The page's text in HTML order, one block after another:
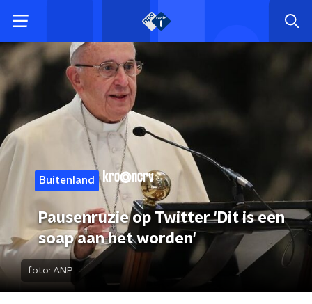
Buitenland
Pausenruzie op Twitter 'Dit is een
soap aan het worden'
foto: ANP